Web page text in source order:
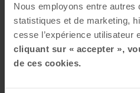
Nous employons entre autres
statistiques et de marketing,
cesse l’expérience utilisateur
cliquant sur « accepter »,
de ces cookies.